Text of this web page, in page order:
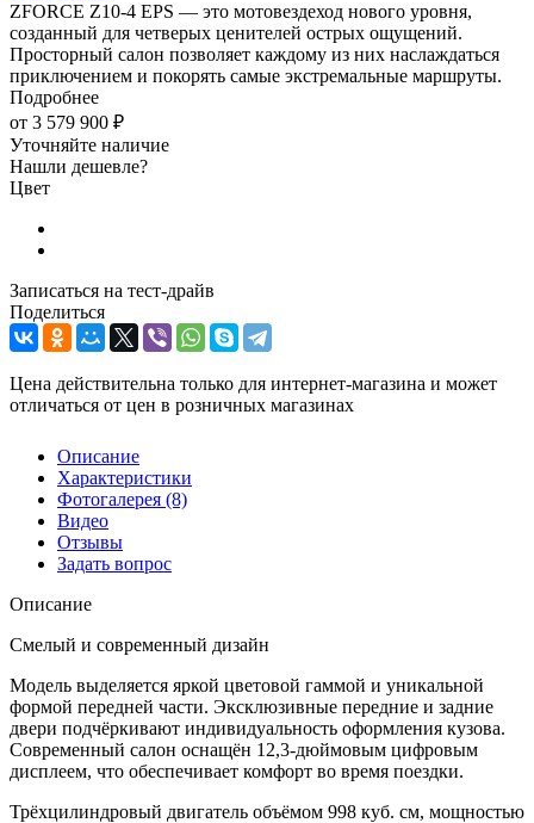
ZFORCE Z10-4 EPS — это мотовездеход нового уровня,
созданный для четверых ценителей острых ощущений.
Просторный салон позволяет каждому из них наслаждаться
приключением и покорять самые экстремальные маршруты.
Подробнее
от 3 579 900 ₽
Уточняйте наличие
Нашли дешевле?
Цвет
Записаться на тест-драйв
Поделиться
Цена действительна только для интернет-магазина и может
отличаться от цен в розничных магазинах
Описание
Характеристики
Фотогалерея (8)
Видео
Отзывы
Задать вопрос
Описание
Смелый и современный дизайн
Модель выделяется яркой цветовой гаммой и уникальной
формой передней части. Эксклюзивные передние и задние
двери подчёркивают индивидуальность оформления кузова.
Современный салон оснащён 12,3-дюймовым цифровым
дисплеем, что обеспечивает комфорт во время поездки.
Трёхцилиндровый двигатель объёмом 998 куб. см, мощностью